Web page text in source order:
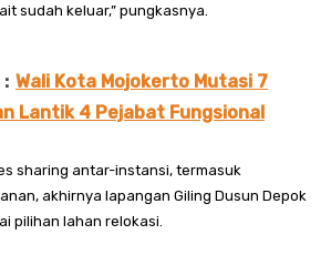
sudah keluar,” pungkasnya.
Wali Kota Mojokerto Mutasi 7
Lantik 4 Pejabat Fungsional
sharing antar-instansi, termasuk
akhirnya lapangan Giling Dusun Depok
pilihan lahan relokasi.